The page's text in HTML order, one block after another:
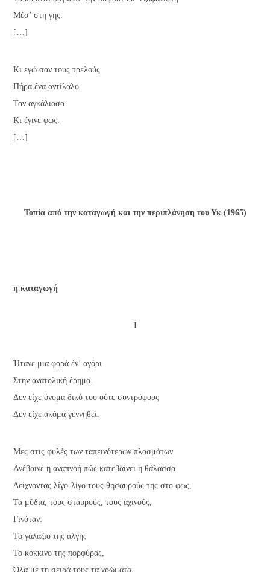
Μέσ’ στη γης.
[…]
Κι εγώ σαν τους τρελούς
Πήρα ένα αντίλαλο
Τον αγκάλιασα
Κι έγινε φως.
[…]
Τοπία από την καταγωγή και την περιπλάνηση του Υκ (1965)
η καταγωγή
Ι
Ήτανε μια φορά έν’ αγόρι
Στην ανατολική έρημο.
Δεν είχε όνομα δικό του ούτε συντρόφους
Δεν είχε ακόμα γεννηθεί.
Μες στις φυλές των ταπεινότερων πλασμάτων
Ανέβαινε η αναπνοή πώς κατεβαίνει η θάλασσα
Δείχνοντας λίγο-λίγο τους θησαυρούς της στο φως,
Τα μύδια, τους σταυρούς, τους αχινούς,
Γινόταν:
Το γαλάζιο της άλγης
Το κόκκινο της πορφύρας,
Όλα με τη σειρά τους τα χρώματα.